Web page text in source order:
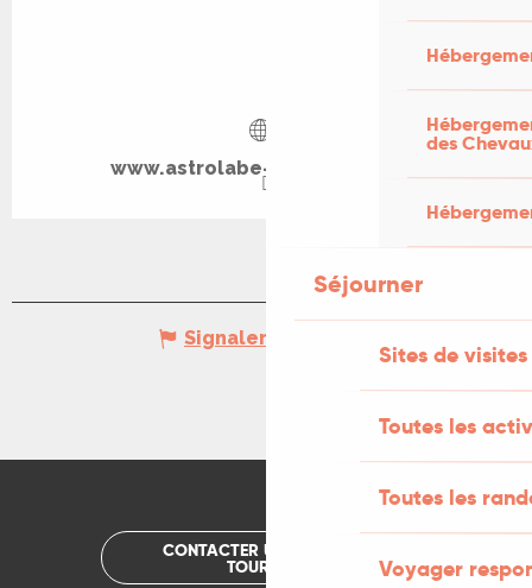
des
Séjourner
Sites de visites
Toutes les
Toutes les
Voyager
www.astrolabe-grand-figeac.fr
Signaler une erreur
CONTACTER UN OFFICE DE
TOURISME